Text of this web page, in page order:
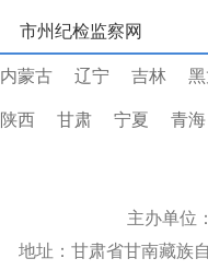
市州纪检监察网
内蒙古 辽宁 吉林
陕西 甘肃 宁夏 青海
主办单位
地址：甘肃省甘南藏族